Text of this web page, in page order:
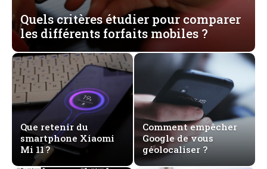
Quels critères étudier pour comparer
les différents forfaits mobiles ?
Que retenir du
smartphone Xiaomi
Mi 11 ?
Comment empêcher
Google de vous
géolocaliser ?